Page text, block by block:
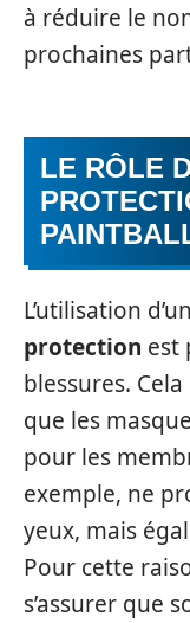
à réduire le
prochaines
LE RÔLE
L’utilisation
protection est
blessures.
que les
pour les
exemple, ne
yeux, mais
Pour cette
s’assurer que